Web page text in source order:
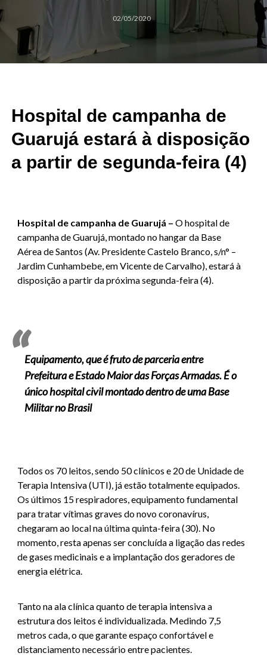
02/05/2020
Hospital de campanha de
Guarujá estará à disposição
a partir de segunda-feira (4)
Hospital de campanha de Guarujá – O hospital de
campanha de Guarujá, montado no hangar da Base
Aérea de Santos (Av. Presidente Castelo Branco, s/n° –
Jardim Cunhambebe, em Vicente de Carvalho), estará à
disposição a partir da próxima segunda-feira (4).
Equipamento, que é fruto de parceria entre
Prefeitura e Estado Maior das Forças Armadas. É o
único hospital civil montado dentro de uma Base
Militar no Brasil
Todos os 70 leitos, sendo 50 clínicos e 20 de Unidade de
Terapia Intensiva (UTI), já estão totalmente equipados.
Os últimos 15 respiradores, equipamento fundamental
para tratar vítimas graves do novo coronavírus,
chegaram ao local na última quinta-feira (30). No
momento, resta apenas ser concluída a ligação das redes
de gases medicinais e a implantação dos geradores de
energia elétrica.
Tanto na ala clínica quanto de terapia intensiva a
estrutura dos leitos é individualizada. Medindo 7,5
metros cada, o que garante espaço confortável e
distanciamento necessário entre pacientes.